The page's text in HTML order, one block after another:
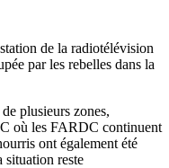
de la radiotélévision
par les rebelles dans la
plusieurs zones,
où les FARDC continuent
ont également été
situation reste